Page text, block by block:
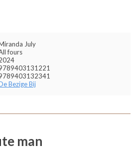
July
fours
Bezige Bij
man